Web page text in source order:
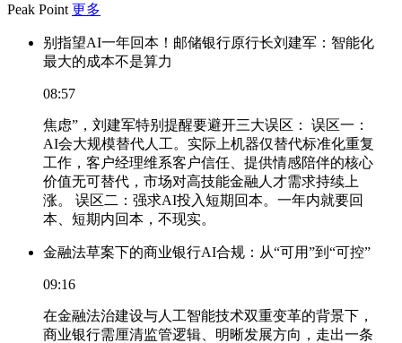
Peak Point 更多
别指望AI一年回本！邮储银行原行长刘建军：智能化
最大的成本不是算力
08:57
焦虑”，刘建军特别提醒要避开三大误区： 误区一：
AI会大规模替代人工。实际上机器仅替代标准化重复
工作，客户经理维系客户信任、提供情感陪伴的核心
价值无可替代，市场对高技能金融人才需求持续上
涨。 误区二：强求AI投入短期回本。一年内就要回
本、短期内回本，不现实。
金融法草案下的商业银行AI合规：从“可用”到“可控”
09:16
在金融法治建设与人工智能技术双重变革的背景下，
商业银行需厘清监管逻辑、明晰发展方向，走出一条